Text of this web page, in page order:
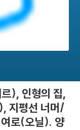
), 인형의 집,
지평선 너머/
로(오닐). 양